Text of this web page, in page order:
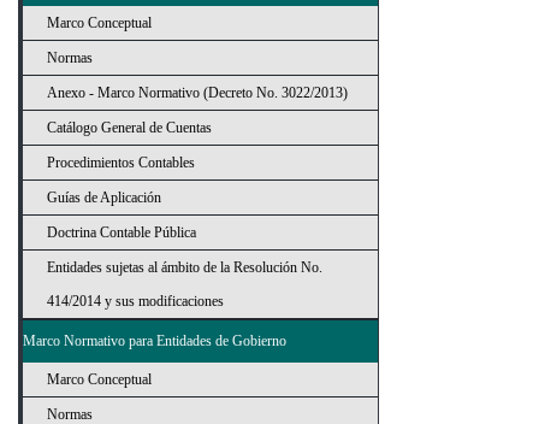
Marco Conceptual
Normas
Anexo - Marco Normativo (Decreto No. 3022/2013)
Catálogo General de Cuentas
Procedimientos Contables
Guías de Aplicación
Doctrina Contable Pública
Entidades sujetas al ámbito de la Resolución No.
414/2014 y sus modificaciones
Marco Normativo para Entidades de Gobierno
Marco Conceptual
Normas